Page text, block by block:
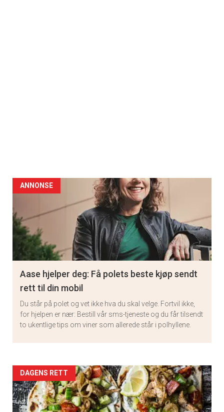
×
Få ukentlige nyhetsbrev fra
Apéritif
ANNONSE
Aase hjelper deg: Få polets beste kjøp sendt
rett til din mobil
Du står på polet og vet ikke hva du skal velge. Fortvil ikke,
for hjelpen er nær: Bestill vår sms-tjeneste og du får tilsendt
to ukentlige tips om viner som allerede står i polhyllene.
Artikler
detail
DAGENS RETT